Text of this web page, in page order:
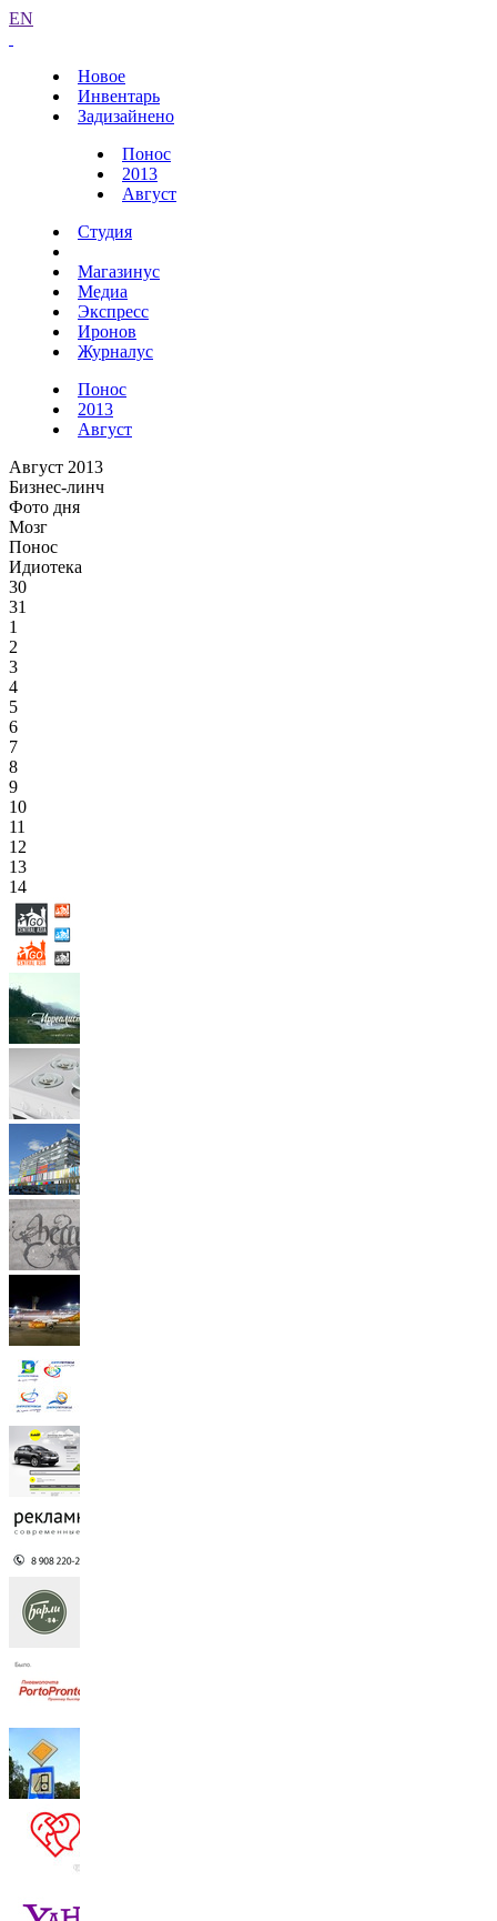
EN
Новое
Инвентарь
Задизайнено
Понос
2013
Август
Студия
Магазинус
Медиа
Экспресс
Иронов
Журналус
Понос
2013
Август
Август 2013
Бизнес-линч
Фото дня
Мозг
Понос
Идиотека
30
31
1
2
3
4
5
6
7
8
9
10
11
12
13
14